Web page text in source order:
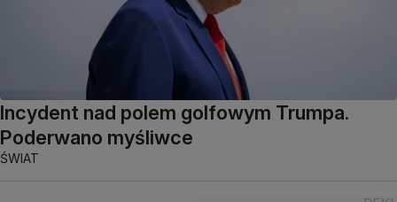
Incydent nad polem golfowym Trumpa.
Poderwano myśliwce
ŚWIAT